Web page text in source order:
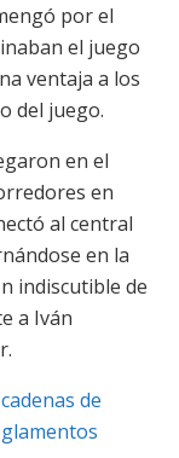
por el
el juego
ventaja a los
del juego.
en el
en
al central
en la
indiscutible de
a Iván
de